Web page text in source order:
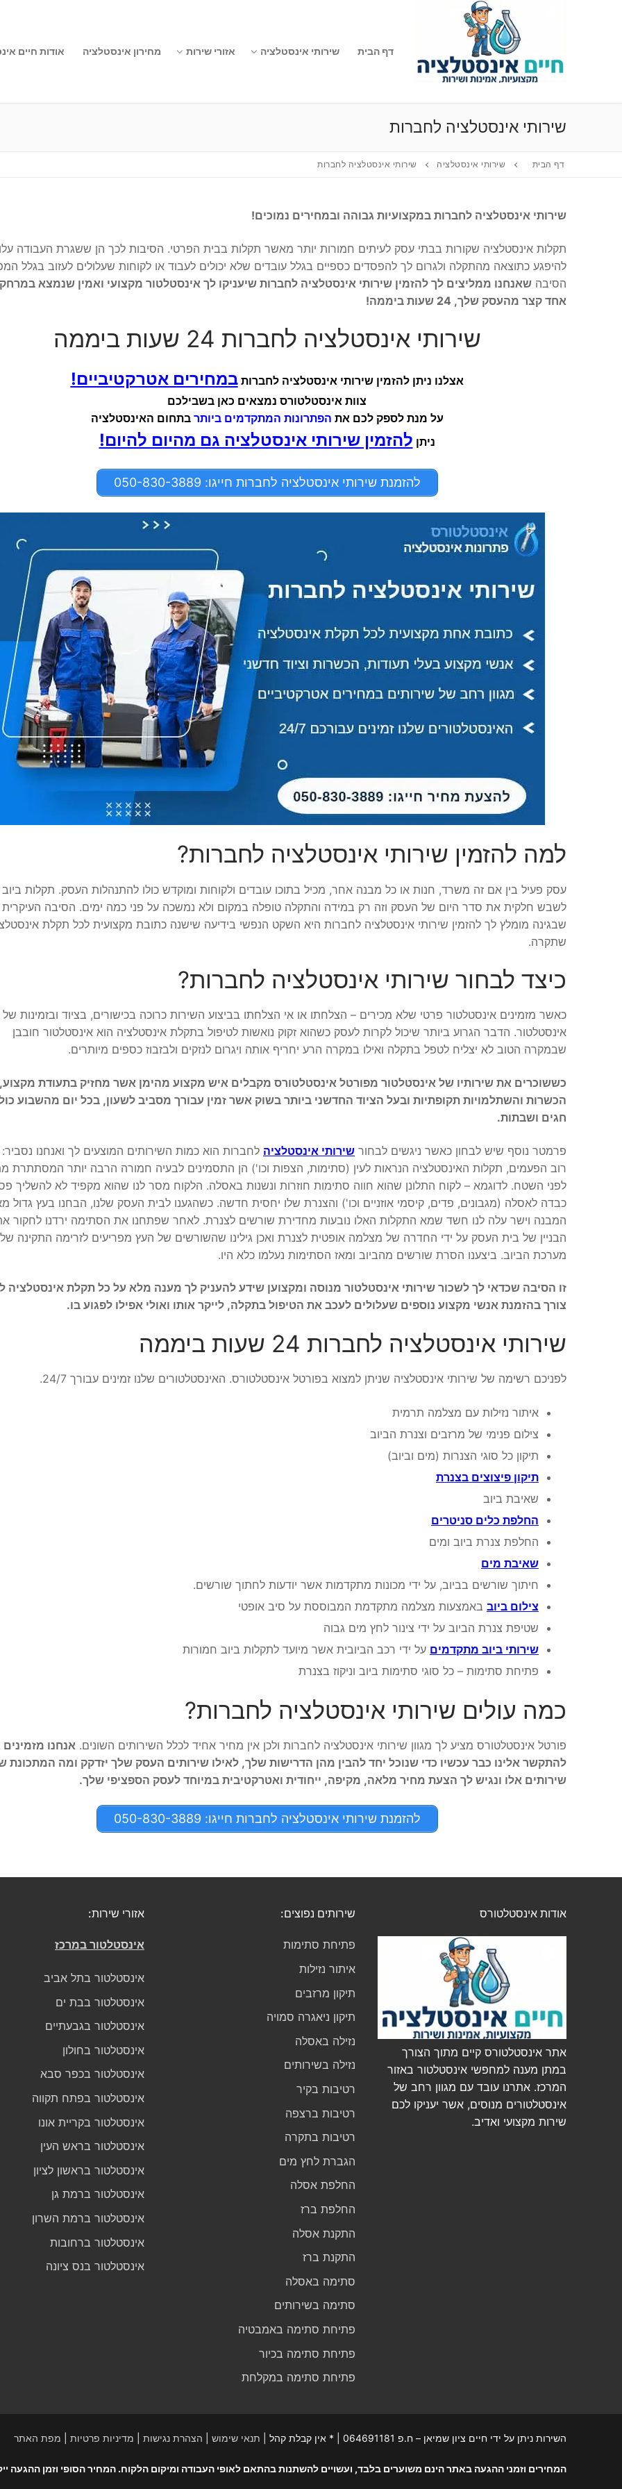
דף הבית שירותי אינסטלציה אזורי שירות מחירון אינסטלציה אודות חיים
שירותי אינסטלציה לחברות
דף הבית שירותי אינסטלציה שירותי אינסטלציה לחברות
שירותי אינסטלציה לחברות במקצועיות גבוהה ובמחירים נמוכים!
תקלות אינסטלציה שקורות בבתי עסק לעיתים חמורות יותר מאשר תקלות בבית הפרטי. הסיבות לכך הן ששגרת העבודה
להיפגע כתוצאה מהתקלה ולגרום לך להפסדים כספיים בגלל עובדים שלא יכולים לעבוד או לקוחות שעלולים לעזוב בגלל
הסיבה שאנחנו ממליצים לך להזמין שירותי אינסטלציה לחברות שיעניקו לך אינסטלטור מקצועי ואמין שנמצא
אחד קצר מהעסק שלך, 24 שעות ביממה!
שירותי אינסטלציה לחברות 24 שעות ביממה
אצלנו ניתן להזמין שירותי אינסטלציה לחברות במחירים אטרקטיביים!
צוות אינסטלטורס נמצאים כאן בשבילכם
על מנת לספק לכם את הפתרונות המתקדמים ביותר בתחום האינסטלציה
ניתן להזמין שירותי אינסטלציה גם מהיום להיום!
להזמנת שירותי אינסטלציה לחברות חייגו: 050-830-3889
למה להזמין שירותי אינסטלציה לחברות?
עסק פעיל בין אם זה משרד, חנות או כל מבנה אחר, מכיל בתוכו עובדים ולקוחות ומוקדש כולו להתנהלות העסק. תקלות ביוב
לשבש חלקית את סדר היום של העסק וזה רק במידה והתקלה טופלה במקום ולא נמשכה על פני כמה ימים. הסיבה העיקרית
שבגינה מומלץ לך להזמין שירותי אינסטלציה לחברות היא השקט הנפשי בידיעה שישנה כתובת מקצועית לכל תקלת
שתקרה.
כיצד לבחור שירותי אינסטלציה לחברות?
כאשר מזמינים אינסטלטור פרטי שלא מכירים – הצלחתו או אי הצלחתו בביצוע השירות כרוכה בכישורים, בציוד ובזמינות של
אינסטלטור. הדבר הגרוע ביותר שיכול לקרות לעסק כשהוא זקוק נואשות לטיפול בתקלת אינסטלציה הוא אינסטלטור חובבן
שבמקרה הטוב לא יצליח לטפל בתקלה ואילו במקרה הרע יחריף אותה ויגרום לנזקים ולבזבוז כספים מיותרים.
כששוכרים את שירותיו של אינסטלטור מפורטל אינסטלטורס מקבלים איש מקצוע מהימן אשר מחזיק בתעודת
הכשרות והשתלמויות תקופתיות ובעל הציוד החדשני ביותר בשוק אשר זמין עבורך מסביב לשעון, בכל יום מהשבוע
חגים ושבתות.
פרמטר נוסף שיש לבחון כאשר ניגשים לבחור שירותי אינסטלציה לחברות הוא כמות השירותים המוצעים לך ואנחנו נסביר:
רוב הפעמים, תקלות האינסטלציה הנראות לעין (סתימות, הצפות וכו') הן התסמינים לבעיה חמורה הרבה יותר המסתתרת
לפני השטח. לדוגמא – לקוח התלונן שהוא חווה סתימות חוזרות ונשנות באסלה. הלקוח מסר לנו שהוא מקפיד לא להשליך
כבדה לאסלה (מגבונים, פדים, קיסמי אוזניים וכו') והצנרת שלו יחסית חדשה. כשהגענו לבית העסק שלנו, הבחנו בעץ גדול
המבנה וישר עלה לנו חשד שמא התקלות האלו נובעות מחדירת שורשים לצנרת. לאחר שפתחנו את הסתימה ירדנו לחקור
הבניין של בית העסק על ידי החדרה של מצלמה אופטית לצנרת ואכן גילינו שהשורשים של העץ מפריעים לזרימה התקינה של
מערכת הביוב. ביצענו הסרת שורשים מהביוב ומאז הסתימות נעלמו כלא היו.
זו הסיבה שכדאי לך לשכור שירותי אינסטלטור מנוסה ומקצוען שידע להעניק לך מענה מלא על כל תקלת אינסטלציה
צורך בהזמנת אנשי מקצוע נוספים שעלולים לעכב את הטיפול בתקלה, לייקר אותו ואולי אפילו לפגוע בו.
שירותי אינסטלציה לחברות 24 שעות ביממה
לפניכם רשימה של שירותי אינסטלציה שניתן למצוא בפורטל אינסטלטורס. האינסטלטורים שלנו זמינים עבורך 24/7.
איתור נזילות עם מצלמה תרמית
צילום פנימי של מרזבים וצנרת הביוב
תיקון כל סוגי הצנרות (מים וביוב)
תיקון פיצוצים בצנרת
שאיבת ביוב
החלפת כלים סניטרים
החלפת צנרת ביוב ומים
שאיבת מים
חיתוך שורשים בביוב, על ידי מכונות מתקדמות אשר יודעות לחתוך שורשים.
צילום ביוב באמצעות מצלמה מתקדמת המבוססת על סיב אופטי
שטיפת צנרת הביוב על ידי צינור לחץ מים גבוה
שירותי ביוב מתקדמים על ידי רכב הביובית אשר מיועד לתקלות ביוב חמורות
פתיחת סתימות – כל סוגי סתימות ביוב וניקוז בצנרת
כמה עולים שירותי אינסטלציה לחברות?
פורטל אינסטלטורס מציע לך מגוון שירותי אינסטלציה לחברות ולכן אין מחיר אחיד לכלל השירותים השונים. אנחנו
להתקשר אלינו כבר עכשיו כדי שנוכל יחד להבין מהן הדרישות שלך, לאילו שירותים העסק שלך יזדקק ומה המתכונת
שירותים אלו ונגיש לך הצעת מחיר מלאה, מקיפה, ייחודית ואטרקטיבית במיוחד לעסק הספציפי שלך.
להזמנת שירותי אינסטלציה לחברות חייגו: 050-830-3889
אודות אינסטלטורס
אתר אינסטלטורס קיים מתוך הצורך
במתן מענה למחפשי אינסטלטור באזור
המרכז. אתרנו עובד עם מגוון רחב של
אינסטלטורים מנוסים, אשר יעניקו לכם
שירות מקצועי ואדיב.
שירותים נפוצים:
פתיחת סתימות
איתור נזילות
תיקון מרזבים
תיקון ניאגרה סמויה
נזילה באסלה
נזילה בשירותים
רטיבות בקיר
רטיבות ברצפה
רטיבות בתקרה
הגברת לחץ מים
החלפת אסלה
החלפת ברז
התקנת אסלה
התקנת ברז
סתימה באסלה
סתימה בשירותים
פתיחת סתימה באמבטיה
פתיחת סתימה בכיור
פתיחת סתימה במקלחת
אזורי שירות:
אינסטלטור במרכז
אינסטלטור בתל אביב
אינסטלטור בבת ים
אינסטלטור בגבעתיים
אינסטלטור בחולון
אינסטלטור בכפר סבא
אינסטלטור בפתח תקווה
אינסטלטור בקריית אונו
אינסטלטור בראש העין
אינסטלטור בראשון לציון
אינסטלטור ברמת גן
אינסטלטור ברמת השרון
אינסטלטור ברחובות
אינסטלטור בנס ציונה
השירות ניתן על ידי חיים ציון שמיאן – ח.פ 064691181 | * אין קבלת קהל | תנאי שימוש הצהרת נגישות מדיניות פרטיות מפת האתר
המחירים וזמני ההגעה באתר הינם משוערים בלבד, ועשויים להשתנות בהתאם לאופי העבודה ומיקום הלקוח. המחיר הסופי וזמן ההגעה